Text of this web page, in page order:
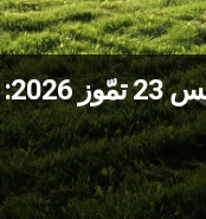
في الصّيف